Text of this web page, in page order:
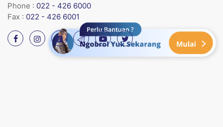
Phone : 022 - 426 6000
Fax : 022 - 426 6001